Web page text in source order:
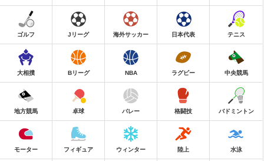
ゴルフ Jリーグ 海外サッカー 日本代表 テニス
大相撲 Bリーグ NBA ラグビー 中央競馬
地方競馬 卓球 バレー 格闘技 バドミントン
モーター フィギュア ウィンター 陸上 水泳